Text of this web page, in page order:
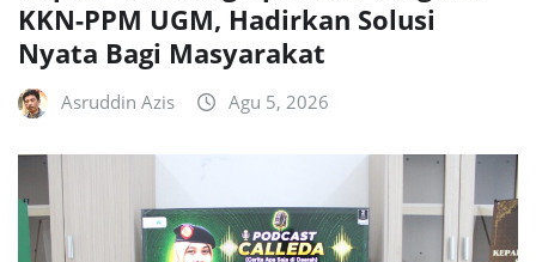
KKN-PPM UGM, Hadirkan Solusi
Nyata Bagi Masyarakat
Asruddin Azis Agu 5, 2026